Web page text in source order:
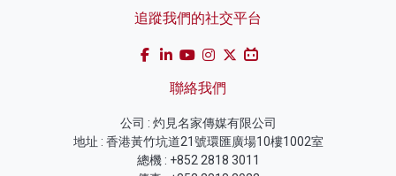
追蹤我們的社交平台
聯絡我們
公司 : 灼見名家傳媒有限公司
地址 : 香港黃竹坑道21號環匯廣場10樓1002室
總機 : +852 2818 3011